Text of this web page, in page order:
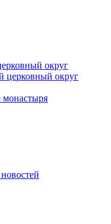
округ
церковный округ
монастыря